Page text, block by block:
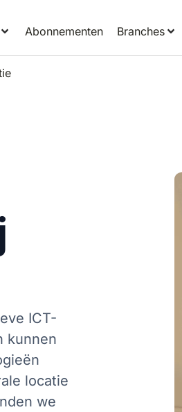
Abonnementen Branches
ICT-
kunnen
locatie
we